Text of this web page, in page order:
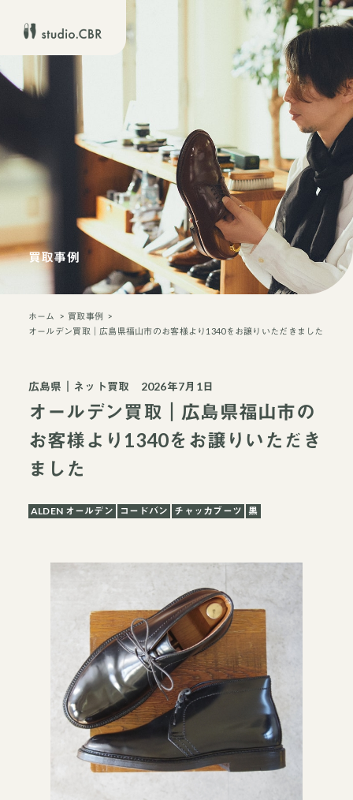
買取事例
ホーム
買取事例
オールデン買取｜広島県福山市のお客様より1340をお譲りいただきました
広島県 ネット買取 2026年7月1日
オールデン買取｜広島県福山市の
お客様より1340をお譲りいただき
ました
ALDEN オールデン コードバン チャッカブーツ 黒